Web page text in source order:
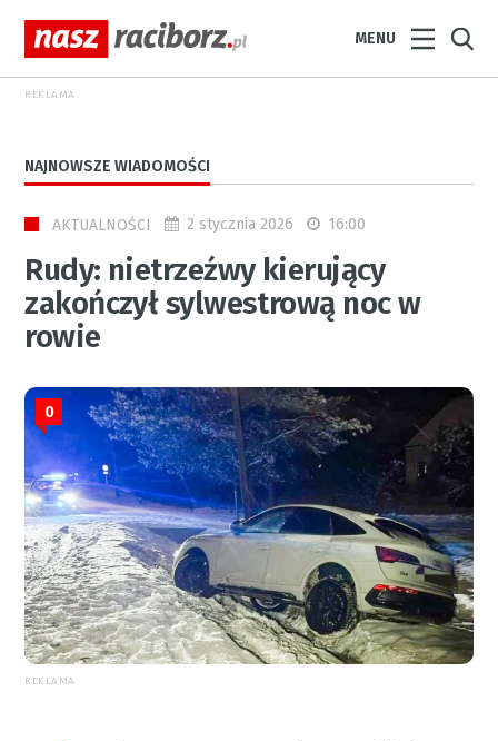
MENU
REKLAMA
NAJNOWSZE WIADOMOŚCI
AKTUALNOŚCI 2 stycznia 2026 16:00
Rudy: nietrzeźwy kierujący
zakończył sylwestrową noc w
rowie
0
REKLAMA